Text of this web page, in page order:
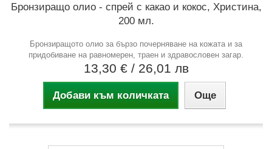
Бронзиращо олио - спрей с какао и кокос, Христина,
200 мл.
Бронзиращото олио за бързо почерняване на кожата и за
придобиване на равномерен, траен и здравословен загар.
13,30 € / 26,01 лв
Добави към количката Още